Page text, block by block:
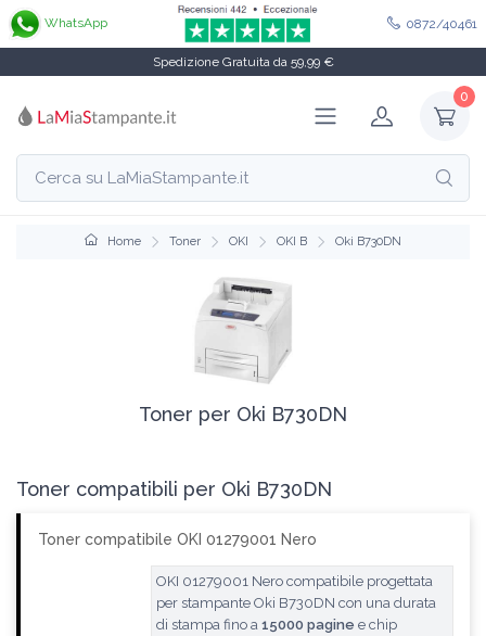
WhatsApp 0872/40461
Spedizione Gratuita da 59,99 €
0
Home Toner OKI OKI B Oki B730DN
Toner per Oki B730DN
Toner compatibili per Oki B730DN
Toner compatibile OKI 01279001 Nero
OKI 01279001 Nero compatibile progettata
per stampante Oki B730DN con una durata
di stampa fino a 15000 pagine e chip